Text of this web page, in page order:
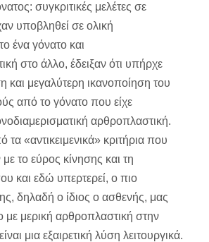
συγκριτικές μελέτες σε
υποβληθεί σε ολική
ένα γόνατο και
στο άλλο, έδειξαν ότι υπήρχε
και μεγαλύτερη ικανοποίηση του
από το γόνατο που είχε
αρθροπλαστική.
«αντικειμενικά» κριτήρια που
το εύρος κίνησης και τη
και εδώ υπερτερεί, ο πιο
δηλαδή ο ίδιος ο ασθενής, μας
με μερική αρθροπλαστική στην
μια εξαιρετική λύση λειτουργικά.